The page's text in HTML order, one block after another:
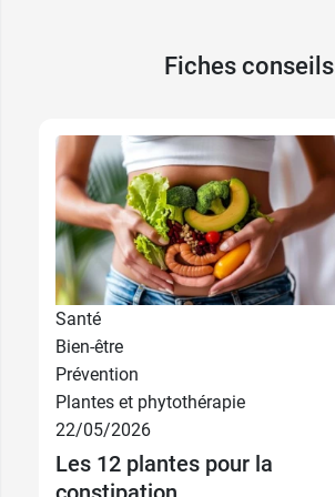
Fiches conseils
Santé
Bien-être
Prévention
Plantes et phytothérapie
22/05/2026
Les 12 plantes pour la